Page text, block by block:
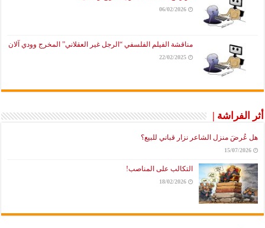
06/02/2026
مناقشة الفيلم الفلسفي “الرجل غير العقلاني” المخرج وودي آلان
22/02/2025
أثر الفراشة |
هل عُرضَ منزل الشاعر نزار قباني للبيع؟
15/07/2026
التكالب على المناصب!
18/02/2026